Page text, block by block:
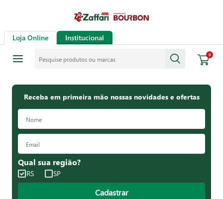
Loja Online Institucional
0
Receba em primeira mão nossas novidades e ofertas
Qual sua região?
RS SP
Cadastrar